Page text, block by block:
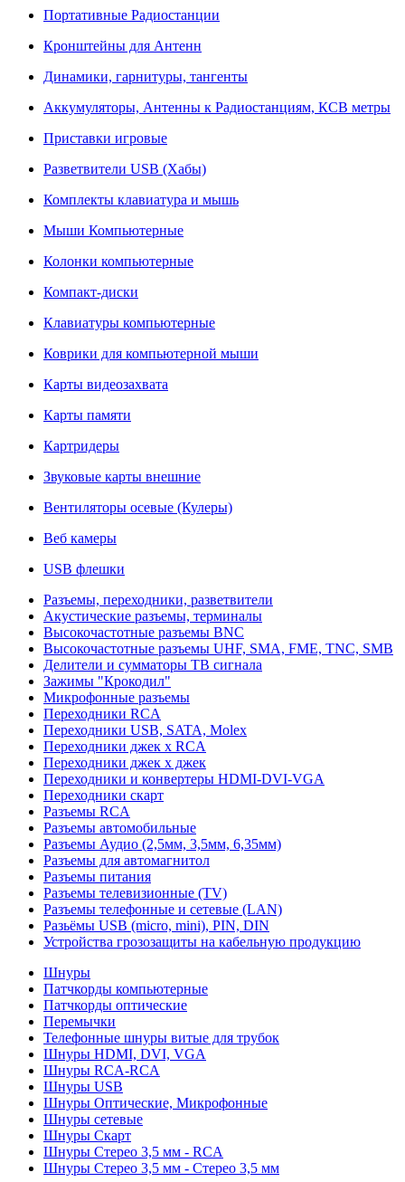
Портативные Радиостанции
Кронштейны для Антенн
Динамики, гарнитуры, тангенты
Аккумуляторы, Антенны к Радиостанциям, КСВ метры
Приставки игровые
Разветвители USB (Хабы)
Комплекты клавиатура и мышь
Мыши Компьютерные
Колонки компьютерные
Компакт-диски
Клавиатуры компьютерные
Коврики для компьютерной мыши
Карты видеозахвата
Карты памяти
Картридеры
Звуковые карты внешние
Вентиляторы осевые (Кулеры)
Веб камеры
USB флешки
Разъемы, переходники, разветвители
Акустические разъемы, терминалы
Высокочастотные разъемы BNC
Высокочастотные разъемы UHF, SMA, FME, TNC, SMB
Делители и сумматоры ТВ сигнала
Зажимы "Крокодил"
Микрофонные разъемы
Переходники RCA
Переходники USB, SATA, Molex
Переходники джек х RCA
Переходники джек х джек
Переходники и конвертеры HDMI-DVI-VGA
Переходники скарт
Разъемы RCA
Разъемы автомобильные
Разъемы Аудио (2,5мм, 3,5мм, 6,35мм)
Разъемы для автомагнитол
Разъемы питания
Разъемы телевизионные (TV)
Разъемы телефонные и сетевые (LAN)
Разьёмы USB (micro, mini), PIN, DIN
Устройства грозозащиты на кабельную продукцию
Шнуры
Патчкорды компьютерные
Патчкорды оптические
Перемычки
Телефонные шнуры витые для трубок
Шнуры HDMI, DVI, VGA
Шнуры RCA-RCA
Шнуры USB
Шнуры Оптические, Микрофонные
Шнуры сетевые
Шнуры Скарт
Шнуры Стерео 3,5 мм - RCA
Шнуры Стерео 3,5 мм - Стерео 3,5 мм